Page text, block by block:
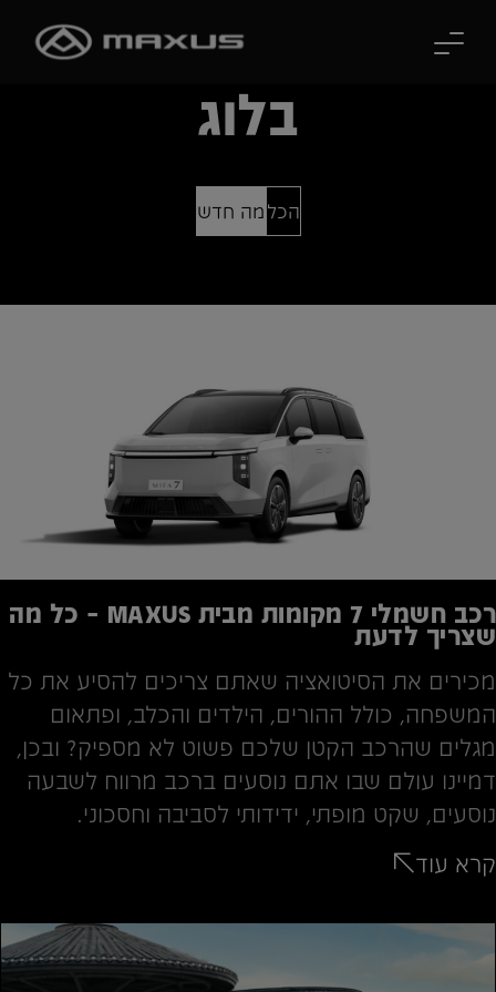
בלוג
הכל מה חדש
רכב חשמלי 7 מקומות מבית MAXUS – כל מה
שצריך לדעת
מכירים את הסיטואציה שאתם צריכים להסיע את כל
המשפחה, כולל ההורים, הילדים והכלב, ופתאום
מגלים שהרכב הקטן שלכם פשוט לא מספיק? ובכן,
דמיינו עולם שבו אתם נוסעים ברכב מרווח לשבעה
נוסעים, שקט מופתי, ידידותי לסביבה וחסכוני.
קרא עוד